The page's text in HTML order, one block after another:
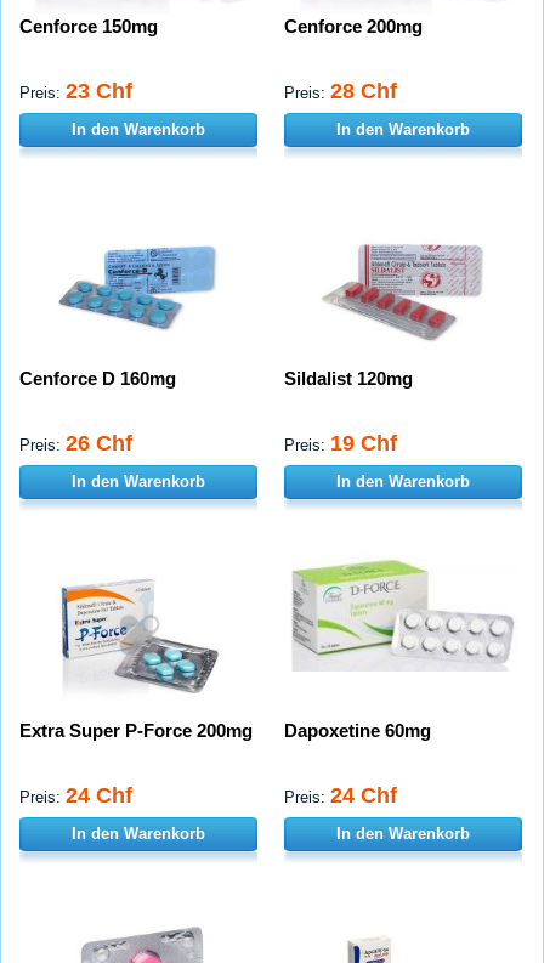
Cenforce 150mg
Preis: 23 Chf
In den Warenkorb
Cenforce 200mg
Preis: 28 Chf
In den Warenkorb
Cenforce D 160mg
Preis: 26 Chf
In den Warenkorb
Sildalist 120mg
Preis: 19 Chf
In den Warenkorb
Extra Super P-Force 200mg
Preis: 24 Chf
In den Warenkorb
Dapoxetine 60mg
Preis: 24 Chf
In den Warenkorb